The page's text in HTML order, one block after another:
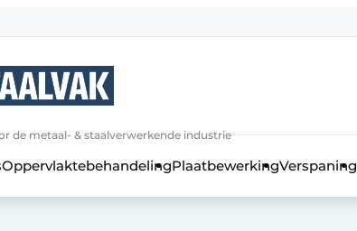
voorwaarden
contact
de metaal- & staalverwerkende industrie
OppervlaktebehandelingPlaatbewerkingVerspaning